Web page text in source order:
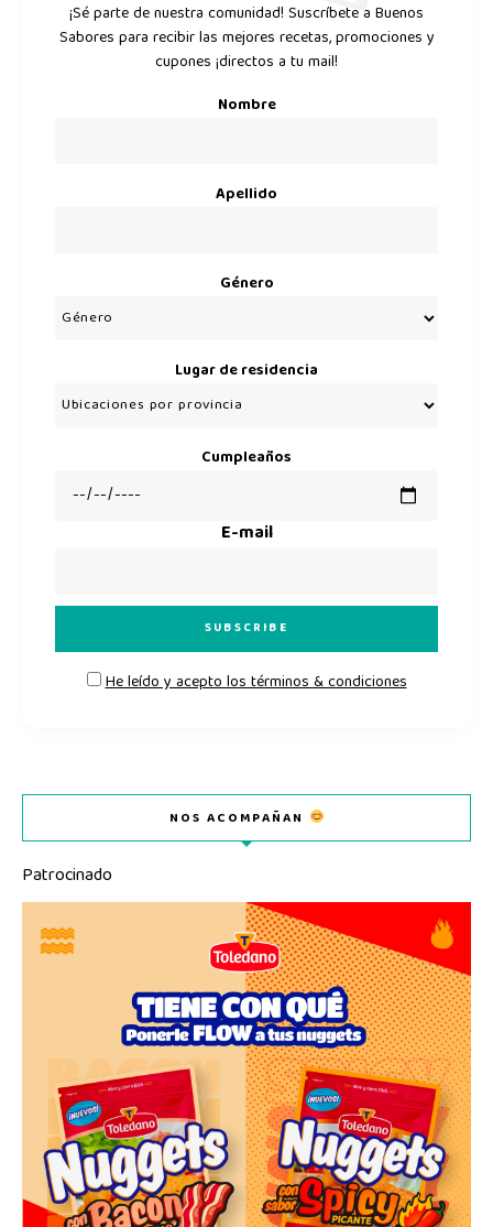
¡Sé parte de nuestra comunidad! Suscríbete a Buenos
Sabores para recibir las mejores recetas, promociones y
cupones ¡directos a tu mail!
Nombre
Apellido
Género
Lugar de residencia
Cumpleaños
E-mail
He leído y acepto los términos & condiciones
NOS ACOMPAÑAN
Patrocinado